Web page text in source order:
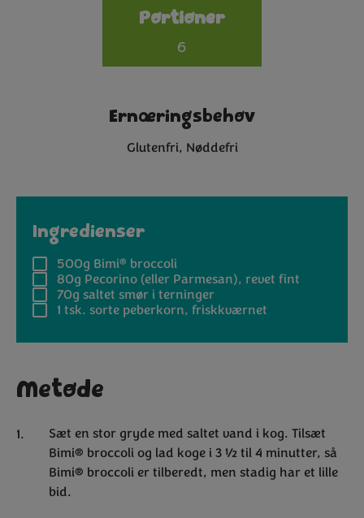
Portioner
6
Ernæringsbehov
Glutenfri Nøddefri
Ingredienser
500g Bimi® broccoli
80g Pecorino (eller Parmesan), revet fint
70g saltet smør i terninger
1 tsk. sorte peberkorn, friskkværnet
Metode
Sæt en stor gryde med saltet vand i kog. Tilsæt
Bimi® broccoli og lad koge i 3 ½ til 4 minutter, så
Bimi® broccoli er tilberedt, men stadig har et lille
bid.